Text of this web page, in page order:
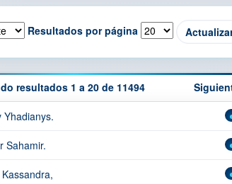
Resultados por página
resultados 1 a 20 de 11494
Yhadianys.
Sahamir.